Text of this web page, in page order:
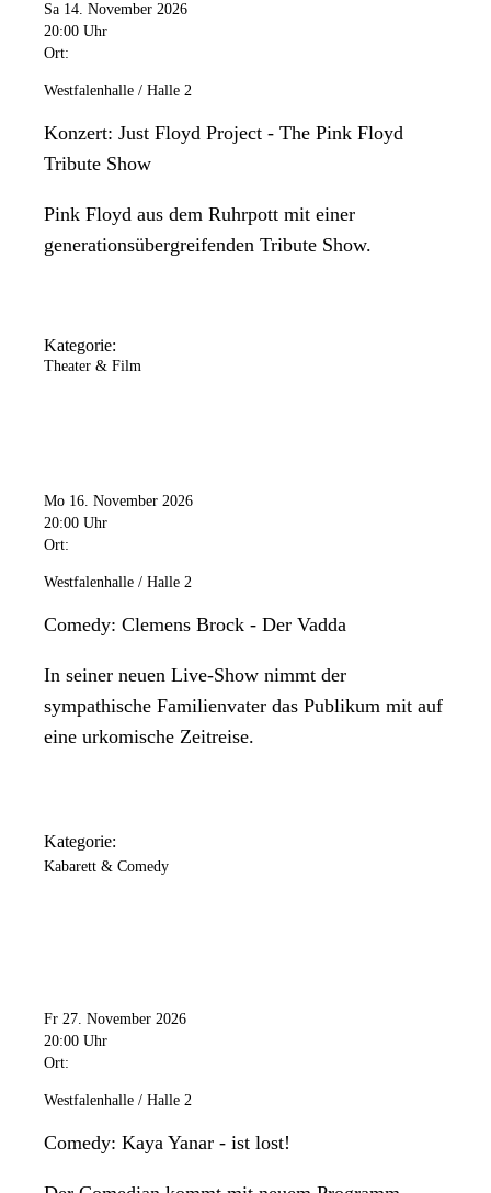
Sa 14. November 2026
20:00 Uhr
Ort:
Westfalenhalle / Halle 2
Konzert: Just Floyd Project - The Pink Floyd
Tribute Show
Pink Floyd aus dem Ruhrpott mit einer
generationsübergreifenden Tribute Show.
Kategorie:
Theater & Film
Mo 16. November 2026
20:00 Uhr
Ort:
Westfalenhalle / Halle 2
Comedy: Clemens Brock - Der Vadda
In seiner neuen Live-Show nimmt der
sympathische Familienvater das Publikum mit auf
eine urkomische Zeitreise.
Kategorie:
Kabarett & Comedy
Fr 27. November 2026
20:00 Uhr
Ort:
Westfalenhalle / Halle 2
Comedy: Kaya Yanar - ist lost!